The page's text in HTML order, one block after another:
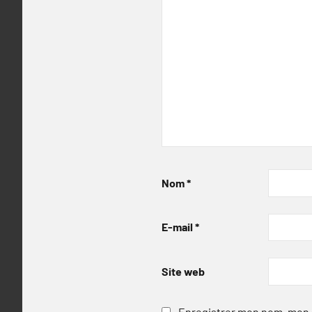
Nom*
E-mail *
Site web